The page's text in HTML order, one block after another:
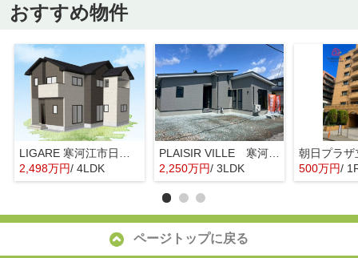
おすすめ物件
2,498万円/ 4LDK
PLAISIR VILLE 寒河江市西根 2期
2,250万円/ 3LDK
朝日プラザ
500万円/
ページトップに戻る